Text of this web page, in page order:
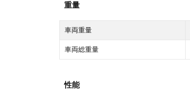
重量
車両重量
車両総重量
性能